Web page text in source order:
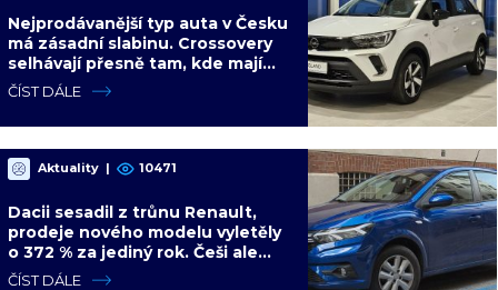
Nejprodávanější typ auta v Česku
má zásadní slabinu. Crossovery
selhávají přesně tam, kde mají
být nejsilnější
ČÍST DÁLE
Aktuality | 10471
Dacii sesadil z trůnu Renault,
prodeje nového modelu vyletěly
o 372 % za jediný rok. Češi ale
jedou svojí pohádku
ČÍST DÁLE